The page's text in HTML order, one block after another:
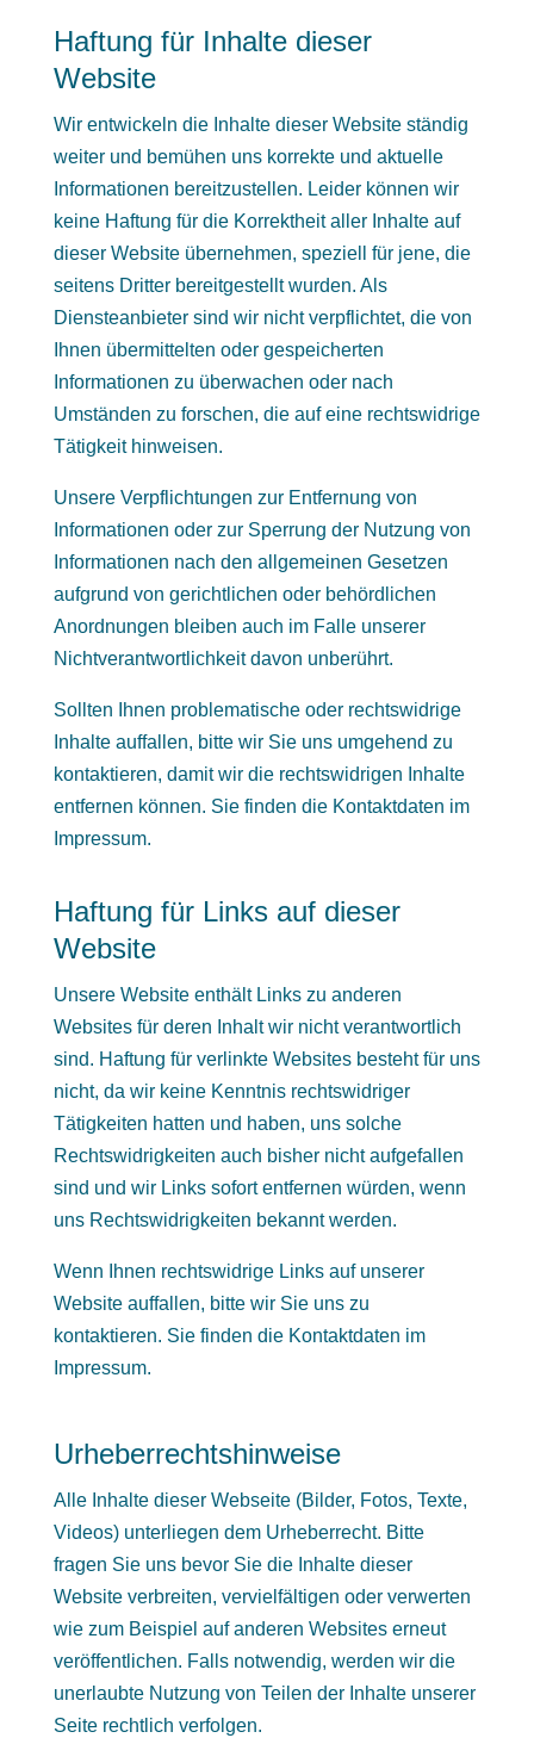
Haftung für Inhalte dieser
Website
Wir entwickeln die Inhalte dieser Website ständig
weiter und bemühen uns korrekte und aktuelle
Informationen bereitzustellen. Leider können wir
keine Haftung für die Korrektheit aller Inhalte auf
dieser Website übernehmen, speziell für jene, die
seitens Dritter bereitgestellt wurden. Als
Diensteanbieter sind wir nicht verpflichtet, die von
Ihnen übermittelten oder gespeicherten
Informationen zu überwachen oder nach
Umständen zu forschen, die auf eine rechtswidrige
Tätigkeit hinweisen.
Unsere Verpflichtungen zur Entfernung von
Informationen oder zur Sperrung der Nutzung von
Informationen nach den allgemeinen Gesetzen
aufgrund von gerichtlichen oder behördlichen
Anordnungen bleiben auch im Falle unserer
Nichtverantwortlichkeit davon unberührt.
Sollten Ihnen problematische oder rechtswidrige
Inhalte auffallen, bitte wir Sie uns umgehend zu
kontaktieren, damit wir die rechtswidrigen Inhalte
entfernen können. Sie finden die Kontaktdaten im
Impressum.
Haftung für Links auf dieser
Website
Unsere Website enthält Links zu anderen
Websites für deren Inhalt wir nicht verantwortlich
sind. Haftung für verlinkte Websites besteht für uns
nicht, da wir keine Kenntnis rechtswidriger
Tätigkeiten hatten und haben, uns solche
Rechtswidrigkeiten auch bisher nicht aufgefallen
sind und wir Links sofort entfernen würden, wenn
uns Rechtswidrigkeiten bekannt werden.
Wenn Ihnen rechtswidrige Links auf unserer
Website auffallen, bitte wir Sie uns zu
kontaktieren. Sie finden die Kontaktdaten im
Impressum.
Urheberrechtshinweise
Alle Inhalte dieser Webseite (Bilder, Fotos, Texte,
Videos) unterliegen dem Urheberrecht. Bitte
fragen Sie uns bevor Sie die Inhalte dieser
Website verbreiten, vervielfältigen oder verwerten
wie zum Beispiel auf anderen Websites erneut
veröffentlichen. Falls notwendig, werden wir die
unerlaubte Nutzung von Teilen der Inhalte unserer
Seite rechtlich verfolgen.